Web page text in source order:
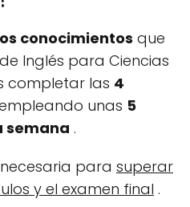
conocimientos que
Inglés para Ciencias
completar las 4
unas 5
semana .
para superar
y el examen final .